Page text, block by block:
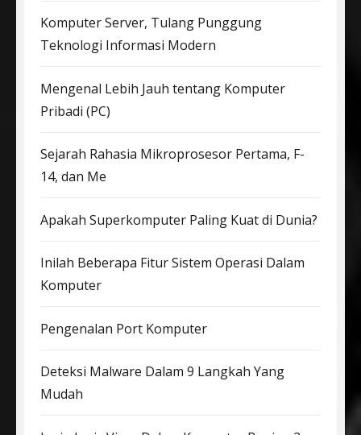
Komputer Server, Tulang Punggung
Teknologi Informasi Modern
Mengenal Lebih Jauh tentang Komputer
Pribadi (PC)
Sejarah Rahasia Mikroprosesor Pertama, F-
14, dan Me
Apakah Superkomputer Paling Kuat di Dunia?
Inilah Beberapa Fitur Sistem Operasi Dalam
Komputer
Pengenalan Port Komputer
Deteksi Malware Dalam 9 Langkah Yang
Mudah